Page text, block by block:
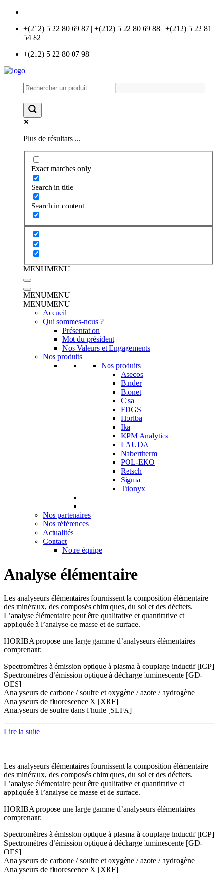
+(212) 5 22 80 69 87 | +(212) 5 22 80 69 88 | +(212) 5 22 81
54 82
+(212) 5 22 80 07 98
Plus de résultats ...
Exact matches only
Search in title
Search in content
MENUMENU
MENUMENU
MENUMENU
Accueil
Qui sommes-nous ?
Présentation
Mot du président
Nos Valeurs et Engagements
Nos produits
Nos produits
Asecos
Binder
Bionet
Cisa
FDGS
Horiba
Ika
KPM Analytics
LAUDA
Nabertherm
POL-EKO
Retsch
Sigma
Trionyx
Nos partenaires
Nos références
Actualités
Contact
Notre équipe
Analyse élémentaire
Les analyseurs élémentaires fournissent la composition élémentaire
des minéraux, des composés chimiques, du sol et des déchets.
L’analyse élémentaire peut être qualitative et quantitative et
appliquée à l’analyse de masse et de surface.
HORIBA propose une large gamme d’analyseurs élémentaires
comprenant:
Spectromètres à émission optique à plasma à couplage inductif [ICP]
Spectromètres d’émission optique à décharge luminescente [GD-
OES]
Analyseurs de carbone / soufre et oxygène / azote / hydrogène
Analyseurs de fluorescence X [XRF]
Analyseurs de soufre dans l’huile [SLFA]
Lire la suite
Les analyseurs élémentaires fournissent la composition élémentaire
des minéraux, des composés chimiques, du sol et des déchets.
L’analyse élémentaire peut être qualitative et quantitative et
appliquée à l’analyse de masse et de surface.
HORIBA propose une large gamme d’analyseurs élémentaires
comprenant:
Spectromètres à émission optique à plasma à couplage inductif [ICP]
Spectromètres d’émission optique à décharge luminescente [GD-
OES]
Analyseurs de carbone / soufre et oxygène / azote / hydrogène
Analyseurs de fluorescence X [XRF]